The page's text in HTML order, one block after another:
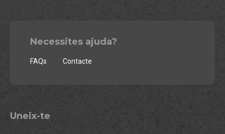
Necessites ajuda?
FAQs Contacte
Uneix-te